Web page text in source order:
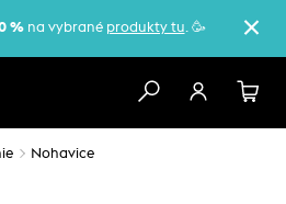
%na vybrané produkty tu. 🥳
Nohavice